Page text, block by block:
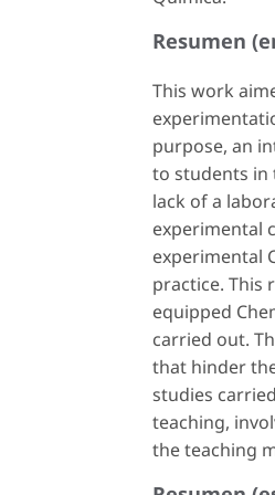
Resumen
This work
purpose, an
to students in
lack of a
experimental
experimental
practice. This
equipped
carried out.
that hinder
studies
teaching,
the teaching